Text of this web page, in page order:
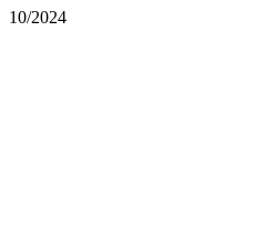
10/2024